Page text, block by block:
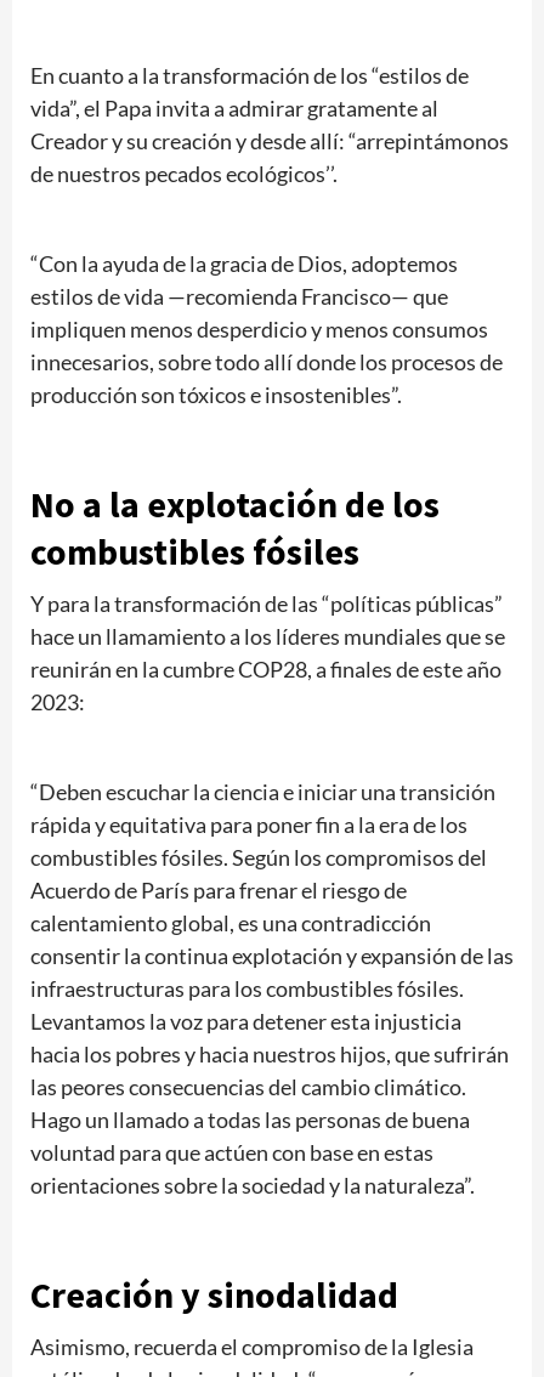
En cuanto a la transformación de los “estilos de
vida”, el Papa invita a admirar gratamente al
Creador y su creación y desde allí: “arrepintámonos
de nuestros pecados ecológicos’’.
“Con la ayuda de la gracia de Dios, adoptemos
estilos de vida —recomienda Francisco— que
impliquen menos desperdicio y menos consumos
innecesarios, sobre todo allí donde los procesos de
producción son tóxicos e insostenibles”.
No a la explotación de los
combustibles fósiles
Y para la transformación de las “políticas públicas”
hace un llamamiento a los líderes mundiales que se
reunirán en la cumbre COP28, a finales de este año
2023:
“Deben escuchar la ciencia e iniciar una transición
rápida y equitativa para poner fin a la era de los
combustibles fósiles. Según los compromisos del
Acuerdo de París para frenar el riesgo de
calentamiento global, es una contradicción
consentir la continua explotación y expansión de las
infraestructuras para los combustibles fósiles.
Levantamos la voz para detener esta injusticia
hacia los pobres y hacia nuestros hijos, que sufrirán
las peores consecuencias del cambio climático.
Hago un llamado a todas las personas de buena
voluntad para que actúen con base en estas
orientaciones sobre la sociedad y la naturaleza”.
Creación y sinodalidad
Asimismo, recuerda el compromiso de la Iglesia